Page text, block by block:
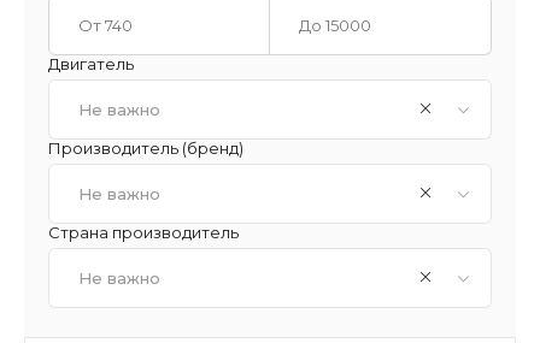
Двигатель
Не важно
Производитель (бренд)
Не важно
Страна производитель
Не важно